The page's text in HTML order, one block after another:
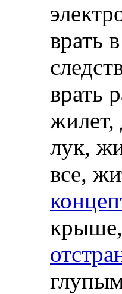
врать
врать
жилет,
лук,
все,